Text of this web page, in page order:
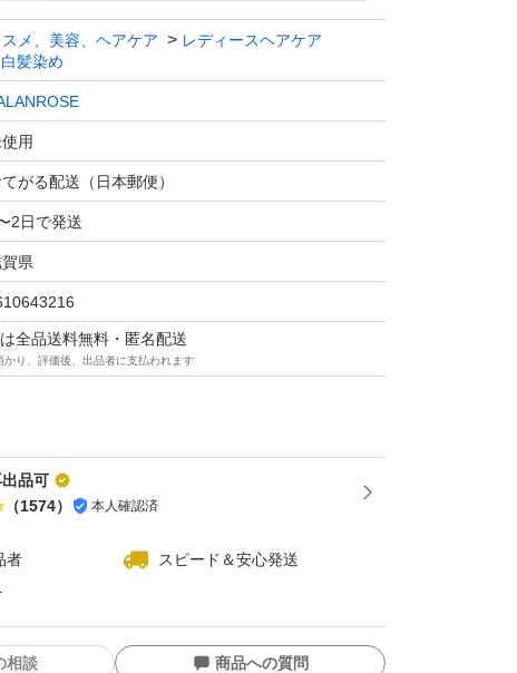
クリームシャンプー ナチュラルブラック×2
ローズ KUROクリームシャンプー (白髪用ヘア
メントダメージケア頭皮ケア色持ちサポート
スメ、美容、ヘアケア
レディースヘアケア
白髪染め
用
がる配送（日本郵便）
2日で発送
県
全品送料無料・匿名配送
かり、評価後、出品者に支払われます
品可
（1574） 本人確認済
者
スピード＆安心発送
相談 商品への質問